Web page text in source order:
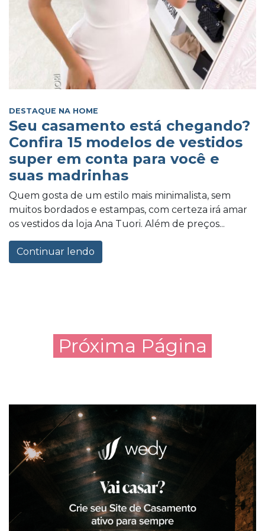
DESTAQUE NA HOME
Seu casamento está chegando?
Confira 15 modelos de vestidos
super em conta para você e
suas madrinhas
Quem gosta de um estilo mais minimalista, sem
muitos bordados e estampas, com certeza irá amar
os vestidos da loja Ana Tuori. Além de preços...
Continuar lendo
Próxima Página